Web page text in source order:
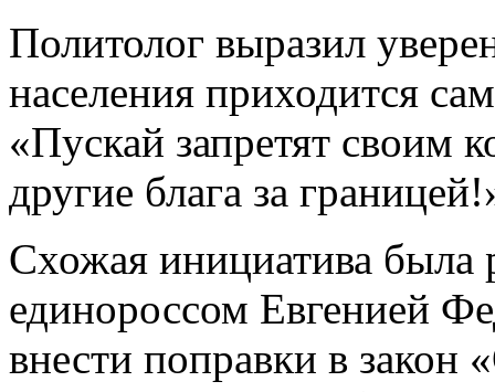
Политолог выразил
населения приходится
«Пускай запретят своим
другие блага за
Схожая инициатива была
единороссом Евгенией
внести поправки в закон